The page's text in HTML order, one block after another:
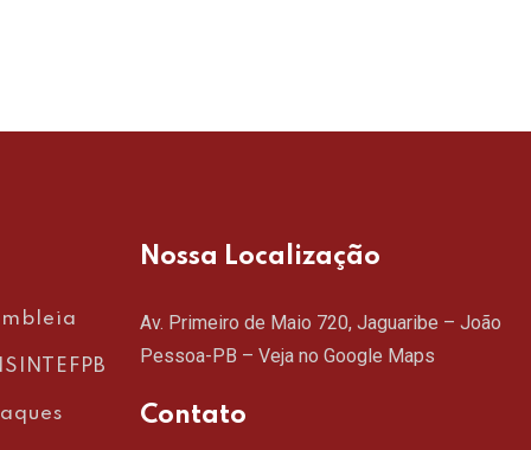
Nossa Localização
Av. Primeiro de Maio 720, Jaguaribe – João
Pessoa-PB – Veja no Google Maps
Contato